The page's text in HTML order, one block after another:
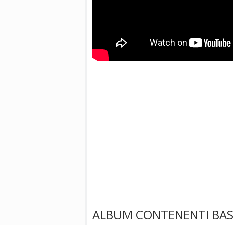
ALBUM CONTENENTI